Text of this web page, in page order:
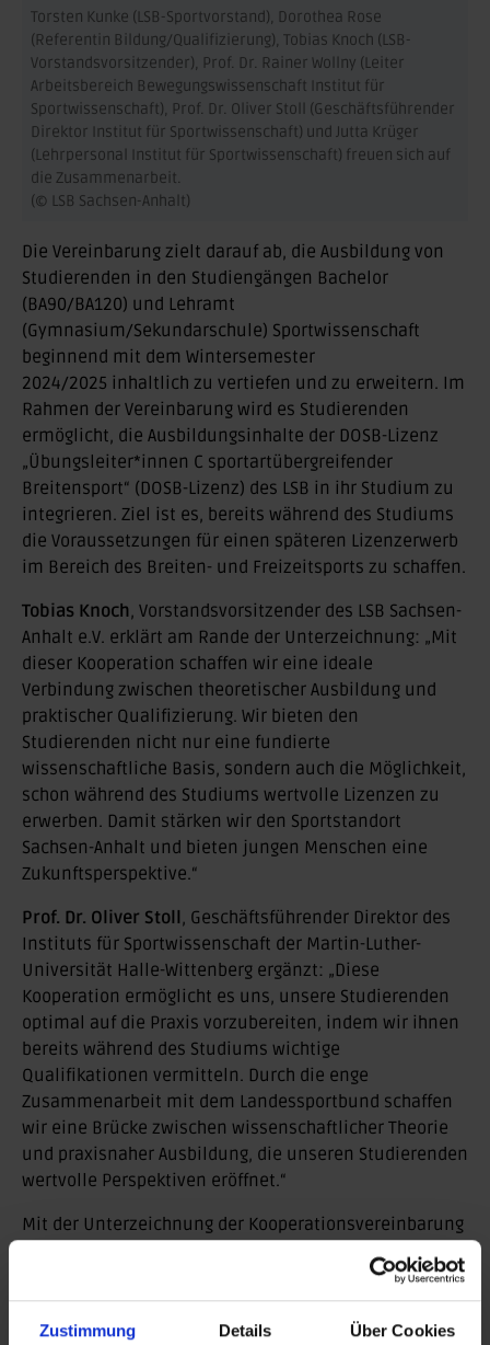
Zustimmung Details Über Cookies
Torsten Kunke (LSB-Sportvorstand), Dorothea Rose
(Referentin Bildung/Qualifizierung), Tobias Knoch (LSB-
Vorstandsvorsitzender), Prof. Dr. Rainer Wollny (Leiter
Arbeitsbereich Bewegungswissenschaft Institut für
Sportwissenschaft), Prof. Dr. Oliver Stoll (Geschäftsführender
Direktor Institut für Sportwissenschaft) und Jutta Krüger
(Lehrpersonal Institut für Sportwissenschaft) freuen sich auf
die Zusammenarbeit.
(© LSB Sachsen-Anhalt)
Die Vereinbarung zielt darauf ab, die Ausbildung von
Studierenden in den Studiengängen Bachelor
(BA90/BA120) und Lehramt
(Gymnasium/Sekundarschule) Sportwissenschaft
beginnend mit dem Wintersemester
2024/2025 inhaltlich zu vertiefen und zu erweitern. Im
Rahmen der Vereinbarung wird es Studierenden
ermöglicht, die Ausbildungsinhalte der DOSB-Lizenz
„Übungsleiter*innen C sportartübergreifender
Breitensport“ (DOSB-Lizenz) des LSB in ihr Studium zu
integrieren. Ziel ist es, bereits während des Studiums
die Voraussetzungen für einen späteren Lizenzerwerb
im Bereich des Breiten- und Freizeitsports zu schaffen.
Tobias Knoch, Vorstandsvorsitzender des LSB Sachsen-
Anhalt e.V. erklärt am Rande der Unterzeichnung: „Mit
dieser Kooperation schaffen wir eine ideale
Verbindung zwischen theoretischer Ausbildung und
praktischer Qualifizierung. Wir bieten den
Studierenden nicht nur eine fundierte
wissenschaftliche Basis, sondern auch die Möglichkeit,
schon während des Studiums wertvolle Lizenzen zu
erwerben. Damit stärken wir den Sportstandort
Sachsen-Anhalt und bieten jungen Menschen eine
Zukunftsperspektive.“
Prof. Dr. Oliver Stoll, Geschäftsführender Direktor des
Instituts für Sportwissenschaft der Martin-Luther-
Universität Halle-Wittenberg ergänzt: „Diese
Kooperation ermöglicht es uns, unsere Studierenden
optimal auf die Praxis vorzubereiten, indem wir ihnen
bereits während des Studiums wichtige
Qualifikationen vermitteln. Durch die enge
Zusammenarbeit mit dem Landessportbund schaffen
wir eine Brücke zwischen wissenschaftlicher Theorie
und praxisnaher Ausbildung, die unseren Studierenden
wertvolle Perspektiven eröffnet.“
Mit der Unterzeichnung der Kooperationsvereinbarung
vertiefen beide Partner eine lange Zusammenarbeit.
Den Sportstandort Sachsen-Anhalt zu stärken, war und
ist ein wichtiges Ziel beider Institutionen.